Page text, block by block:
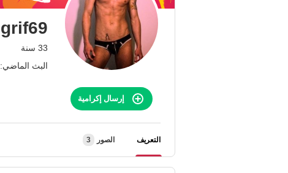
grif69
33 سنة
البث الماضي: 12.09.23 8:28 AM
إرسال إكرامية
التعريف الصور 3